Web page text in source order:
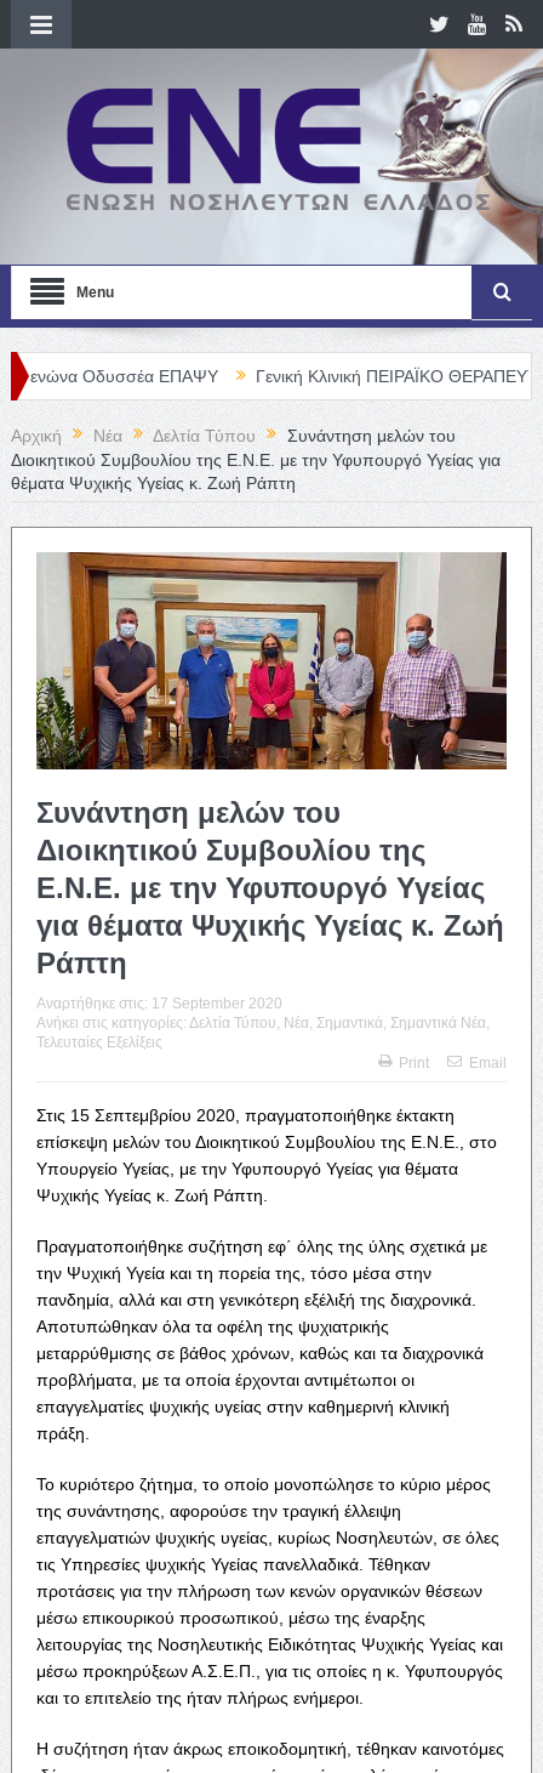
Menu
Οδυσσέα ΕΠΑΨΥ Γενική Κλινική ΠΕΙΡΑΪΚΟ ΘΕΡΑΠΕΥΤΗΡΙΟ Α. Ε.
Αρχική Νέα Δελτία Τύπου
Συνάντηση μελών του
Διοικητικού Συμβουλίου της Ε.Ν.Ε. με την Υφυπουργό Υγείας για
θέματα Ψυχικής Υγείας κ. Ζωή Ράπτη
Συνάντηση μελών του
Διοικητικού Συμβουλίου της
Ε.Ν.Ε. με την Υφυπουργό Υγείας
για θέματα Ψυχικής Υγείας κ. Ζωή
Ράπτη
Αναρτήθηκε στις: 17 September 2020
Ανήκει στις κατηγορίες: Δελτία Τύπου Νέα Σημαντικά Σημαντικά Νέα
Τελευταίες Εξελίξεις
Print
Email
Στις 15 Σεπτεμβρίου 2020, πραγματοποιήθηκε έκτακτη
επίσκεψη μελών του Διοικητικού Συμβουλίου της Ε.Ν.Ε., στο
Υπουργείο Υγείας, με την Υφυπουργό Υγείας για θέματα
Ψυχικής Υγείας κ. Ζωή Ράπτη.
Πραγματοποιήθηκε συζήτηση εφ΄ όλης της ύλης σχετικά με
την Ψυχική Υγεία και τη πορεία της, τόσο μέσα στην
πανδημία, αλλά και στη γενικότερη εξέλιξή της διαχρονικά.
Αποτυπώθηκαν όλα τα οφέλη της ψυχιατρικής
μεταρρύθμισης σε βάθος χρόνων, καθώς και τα διαχρονικά
προβλήματα, με τα οποία έρχονται αντιμέτωποι οι
επαγγελματίες ψυχικής υγείας στην καθημερινή κλινική
πράξη.
Το κυριότερο ζήτημα, το οποίο μονοπώλησε το κύριο μέρος
της συνάντησης, αφορούσε την τραγική έλλειψη
επαγγελματιών ψυχικής υγείας, κυρίως Νοσηλευτών, σε όλες
τις Υπηρεσίες ψυχικής Υγείας πανελλαδικά. Τέθηκαν
προτάσεις για την πλήρωση των κενών οργανικών θέσεων
μέσω επικουρικού προσωπικού, μέσω της έναρξης
λειτουργίας της Νοσηλευτικής Ειδικότητας Ψυχικής Υγείας και
μέσω προκηρύξεων Α.Σ.Ε.Π., για τις οποίες η κ. Υφυπουργός
και το επιτελείο της ήταν πλήρως ενήμεροι.
Η συζήτηση ήταν άκρως εποικοδομητική, τέθηκαν καινοτόμες